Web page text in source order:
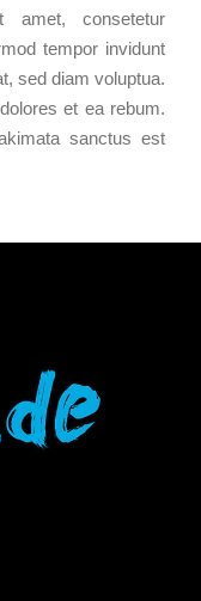
consetetur
tempor invidunt
sed diam voluptua.
et ea rebum.
sanctus est